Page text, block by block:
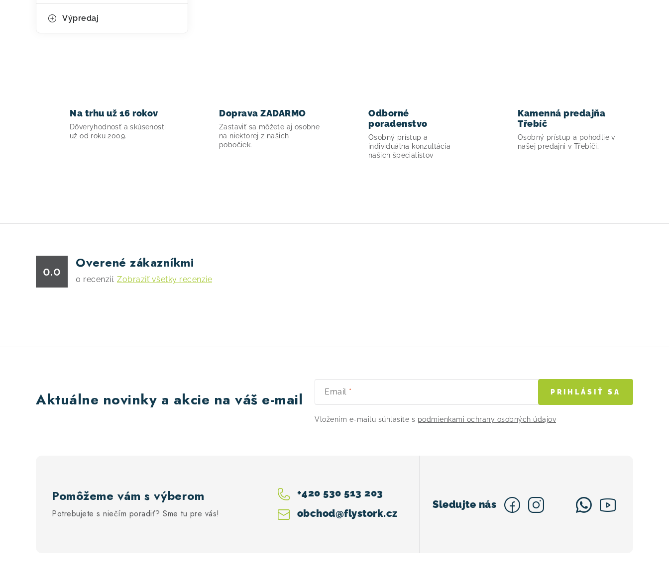
Výpredaj
Na trhu už 16 rokov
Dôveryhodnosť a skúsenosti
už od roku 2009.
Doprava ZADARMO
Zastaviť sa môžete aj osobne
na niektorej z našich
pobočiek.
Odborné
poradenstvo
Osobný prístup a
individuálna konzultácia
našich špecialistov
Kamenná predajňa
Třebíč
Osobný prístup a pohodlie v
našej predajni v Třebíči.
0.0
Overené zákazníkmi
0 recenzií. Zobraziť všetky recenzie
Aktuálne novinky a akcie na váš e-mail Email
Vložením e-mailu súhlasíte s podmienkami ochrany osobných údajov
PRIHLÁSIŤ SA
Pomôžeme vám s výberom
Potrebujete s niečím poradiť? Sme tu pre vás! obchod@flystork.cz
+420 530 513 203